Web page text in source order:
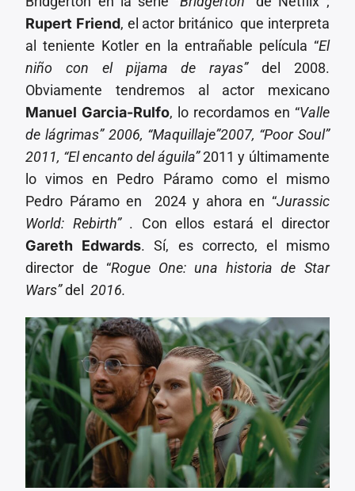
Rupert Friend, el actor británico que interpreta
al teniente Kotler en la entrañable película “El
niño con el pijama de rayas”del 2008.
Obviamente tendremos al actor mexicano
Manuel Garcia-Rulfo, lo recordamos en “Valle
de lágrimas” 2006, “Maquillaje”2007, “Poor Soul”
2011, “El encanto del águila”2011 y últimamente
lo vimos en Pedro Páramo como el mismo
Pedro Páramo en 2024 y ahora en “Jurassic
World: Rebirth”. Con ellos estará el director
Gareth Edwards. Sí, es correcto, el mismo
director de “Rogue One: una historia de Star
Wars”del 2016.